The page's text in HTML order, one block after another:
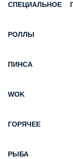
СПЕЦИАЛЬНОЕ
РОЛЛЫ
ПИНСА
WOK
ГОРЯЧЕЕ
РЫБА